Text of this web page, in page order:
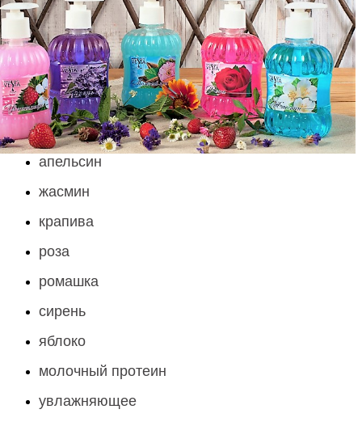
апельсин
жасмин
крапива
роза
ромашка
сирень
яблоко
молочный протеин
увлажняющее